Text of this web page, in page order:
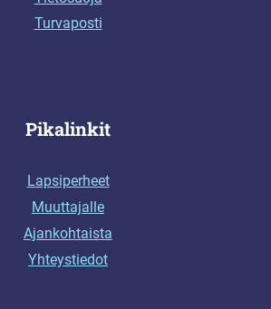
Turvaposti
Pikalinkit
Lapsiperheet
Muuttajalle
Ajankohtaista
Yhteystiedot